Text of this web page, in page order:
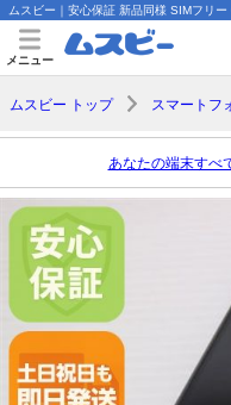
ムスビー｜安心保証 新品同様 SIMフリ
メニュー
ムスビー トップ スマートフ
あなたの端末すべ